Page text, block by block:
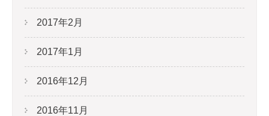
2017年2月
2017年1月
2016年12月
2016年11月